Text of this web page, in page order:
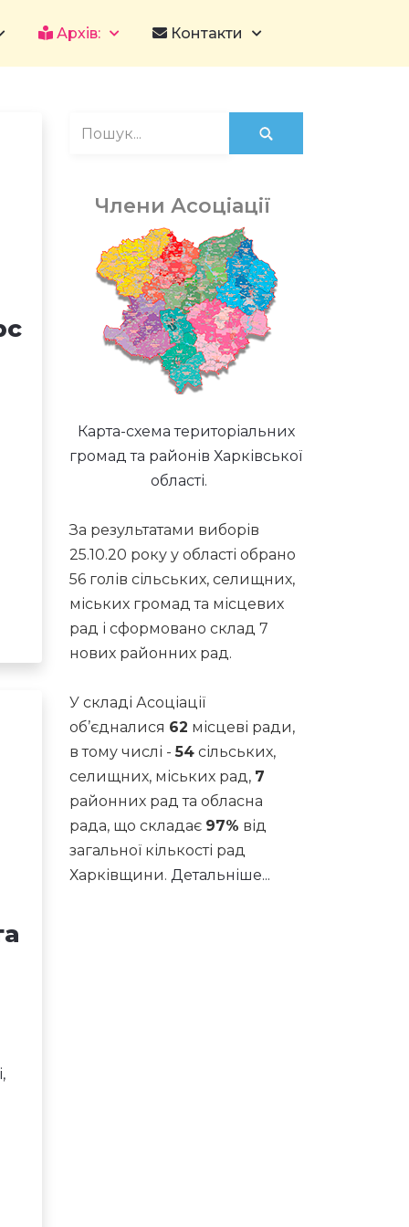
Архів: Контакти
Члени Асоціації
Карта-схема територіальних
громад та районів Харківської
області.
За результатами виборів
25.10.20 року у області обрано
56 голів сільських, селищних,
міських громад та місцевих
рад і сформовано склад 7
нових районних рад.
У складі Асоціації
об’єдналися 62 місцеві ради,
в тому числі -54 сільських,
селищних, міських рад, 7
районних рад та обласна
рада, що складає 97% від
загальної кількості рад
Харківщини. Детальніше...